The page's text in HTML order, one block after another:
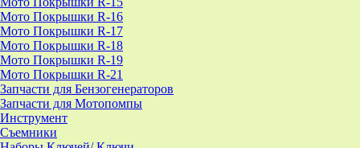
Мото Покрышки R-16
Мото Покрышки R-17
Мото Покрышки R-18
Мото Покрышки R-19
Мото Покрышки R-21
Запчасти для Бензогенераторов
Запчасти для Мотопомпы
Инструмент
Съемники